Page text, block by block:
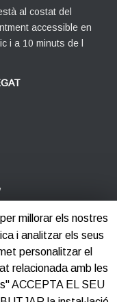
al costat del
accessible en
i a 10 minuts de l
millorar els nostres
i analitzar els seus
personalitzar el
relacionada amb les
ACCEPTA EL SEU